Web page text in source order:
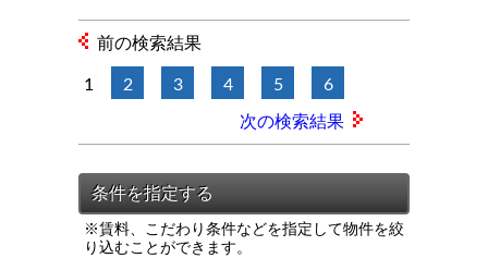
前の検索結果
1 2 3 4 5 6
次の検索結果
※賃料、こだわり条件などを指定して物件を絞
り込むことができます。